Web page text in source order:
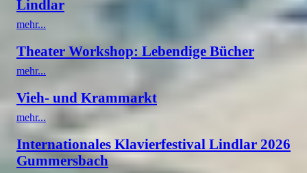
Lindlar
mehr...
Theater Workshop: Lebendige Bücher
mehr...
Vieh- und Krammarkt
mehr...
Internationales Klavierfestival Lindlar 2026
Gummersbach